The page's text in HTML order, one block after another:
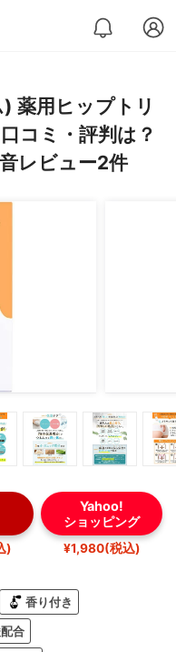
薬用ヒップトリ
コミ・評判は？
レビュー2件
)
Yahoo!
ショッピング
¥1,980(税込)
香り付き
合